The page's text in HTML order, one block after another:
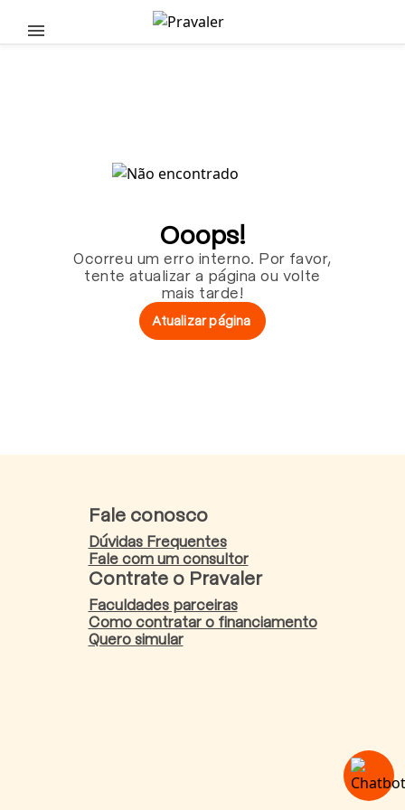
Pular para o conteúdo principal
Ooops!
Ocorreu um erro interno. Por favor,
tente atualizar a página ou volte
mais tarde!
Atualizar página
Fale conosco
Dúvidas Frequentes
Fale com um consultor
Contrate o Pravaler
Faculdades parceiras
Como contratar o financiamento
Quero simular